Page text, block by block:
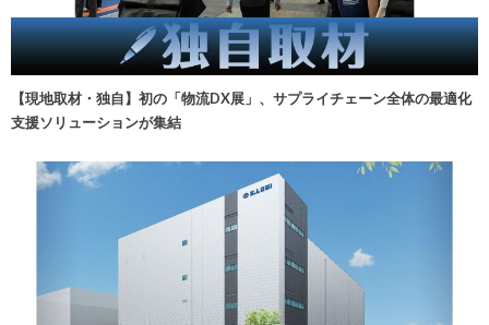
【現地取材・独自】初の「物流DX展」、サプライチェーン全体の最適化
支援ソリューションが集結